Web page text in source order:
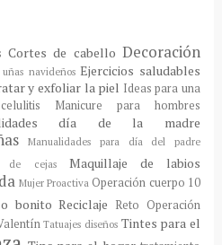
Cortes de cabello Decoración
navideños Ejercicios saludables
y exfoliar la piel Ideas para una
Manicure para hombres
día de la madre
Manualidades para día del padre
de cejas Maquillaje de labios
Mujer Proactiva Operación cuerpo 10
bonito Reciclaje Reto Operación
Tatuajes diseños Tintes para el